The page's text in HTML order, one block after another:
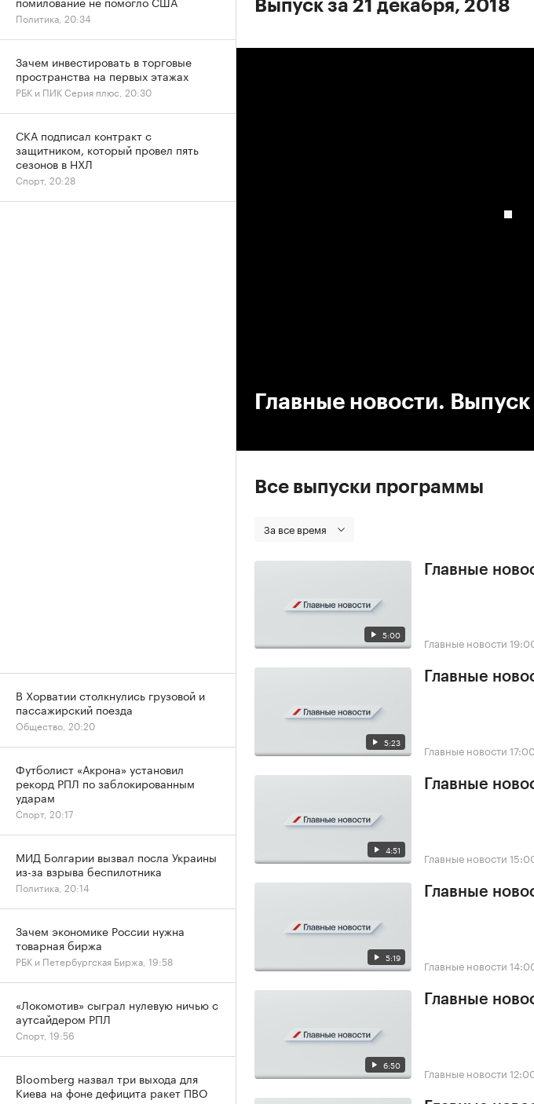
Выпуск за 21 декабря, 2018
Главные новости.
Все выпуски программы
За все время
5:00
Главные
Главные новости
5:23
Главные
Главные новости 17:00
4:51
Главные
Главные новости
5:19
Главные
Главные новости
6:50
Главные
Главные новости
Политика, 20:34
Зачем инвестировать в торговые
пространства на первых этажах
РБК и ПИК Серия плюс, 20:30
СКА подписал контракт с
защитником, который провел пять
сезонов в НХЛ
Спорт, 20:28
В Хорватии столкнулись грузовой и
пассажирский поезда
Общество, 20:20
Футболист «Акрона» установил
рекорд РПЛ по заблокированным
ударам
Спорт, 20:17
МИД Болгарии вызвал посла Украины
из-за взрыва беспилотника
Политика, 20:14
Зачем экономике России нужна
товарная биржа
РБК и Петербургская Биржа, 19:58
«Локомотив» сыграл нулевую ничью с
аутсайдером РПЛ
Спорт, 19:56
Bloomberg назвал три выхода для
Киева на фоне дефицита ракет ПВО